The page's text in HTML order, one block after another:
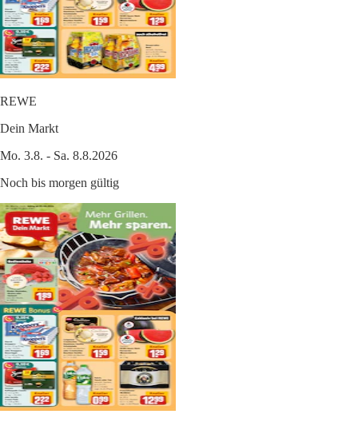
REWE
Dein Markt
Mo. 3.8. - Sa. 8.8.2026
Noch bis morgen gültig